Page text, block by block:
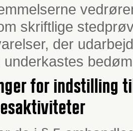
skriftlige
der
underkastes
for indstilling